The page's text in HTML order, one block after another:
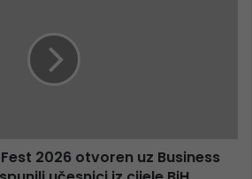
2026 otvoren uz Business